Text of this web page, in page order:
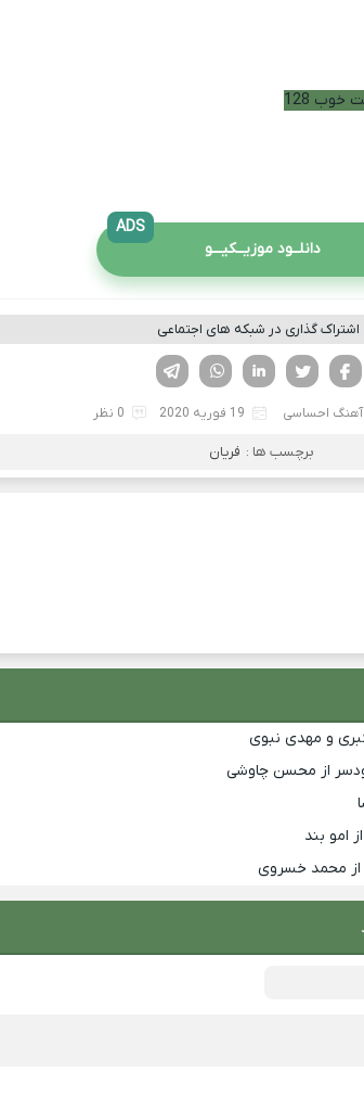
خوب 128
دانلــود موزیــکیـــو
ADS
اشتراک گذاری در شبکه های اجتماعی
لینکدین تویتر
فیسوک
آهنگ احساسی 19 فوریه 2020 0 نظر
برچسب ها : فریان
و مهدی نبوی
از محسن چاوشی
امو بند
از محمد خسروی